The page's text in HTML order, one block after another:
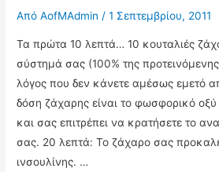
Από AofMAdmin /1 Σεπτεμβρίου, 2011
Τα πρώτα 10 λεπτά… 10 κουταλιές
σύστημά σας (100% της
λόγος που δεν κάνετε αμέσως εμετό
δόση ζάχαρης είναι το φωσφορικό
και σας επιτρέπει να κρατήσετε το
σας. 20 λεπτά: Το ζάχαρο σας
ινσουλίνης. …